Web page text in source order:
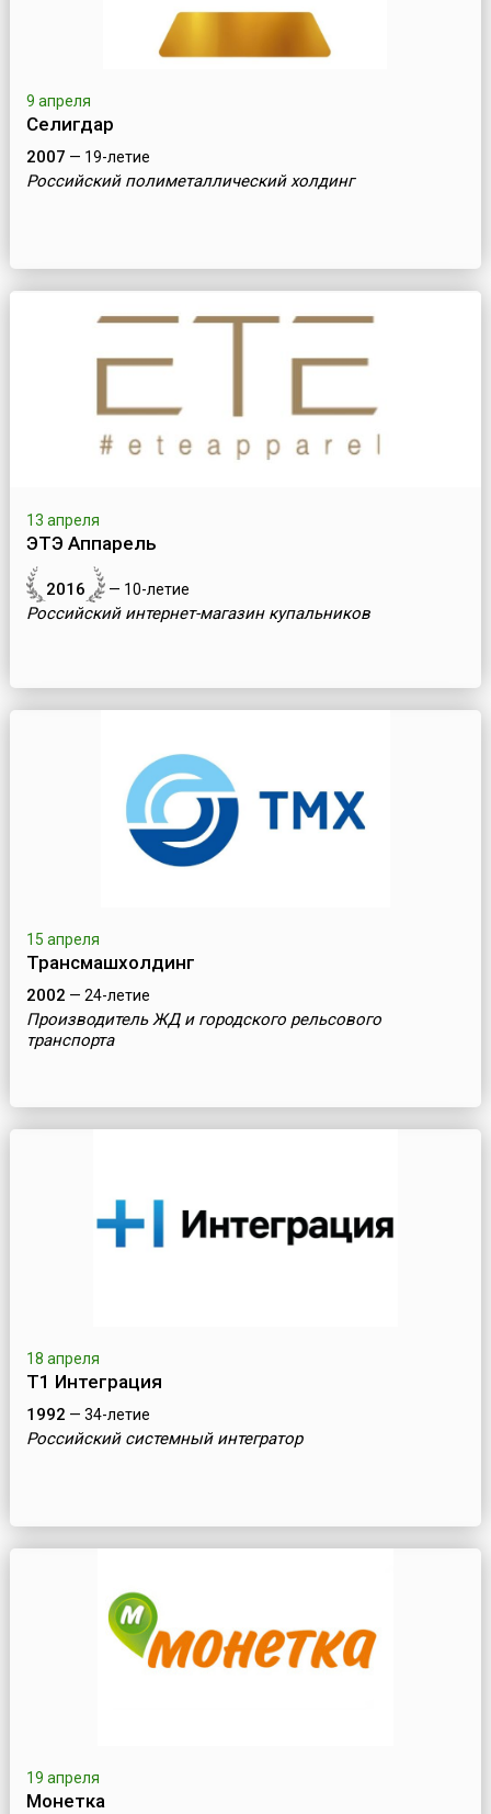
9 апреля
Селигдар
2007 — 19-летие
Российский полиметаллический холдинг
13 апреля
ЭТЭ Аппарель
2016 — 10-летие
Российский интернет-магазин купальников
15 апреля
Трансмашхолдинг
2002 — 24-летие
Производитель ЖД и городского рельсового
транспорта
18 апреля
Т1 Интеграция
1992 — 34-летие
Российский системный интегратор
19 апреля
Монетка